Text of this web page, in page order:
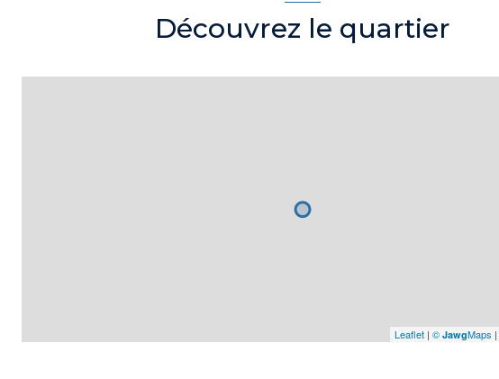
Découvrez le quartier
Leaflet | © JawgMaps |